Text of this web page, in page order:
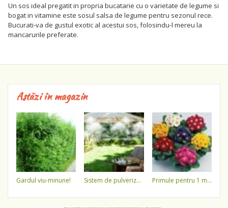
Un sos ideal pregatit in propria bucatarie cu o varietate de legume si
bogat in vitamine este sosul salsa de legume pentru sezonul rece.
Bucurati-va de gustul exotic al acestui sos, folosindu-l mereu la
mancarurile preferate.
Astăzi în magazin
gardul viu-minune! sistem de pulverizare a apei primule pentru 1 martie 3,5 lei / ghiveci !!!!